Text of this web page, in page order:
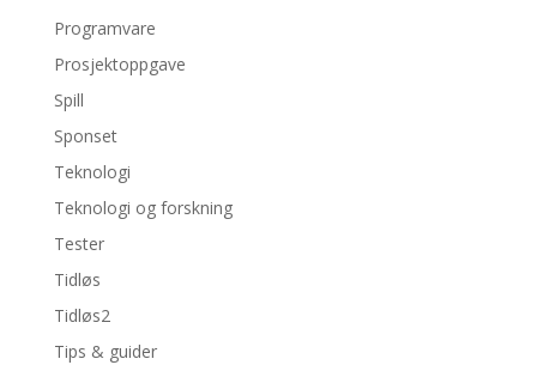
Programvare
Prosjektoppgave
Spill
Sponset
Teknologi
Teknologi og forskning
Tester
Tidløs
Tidløs2
Tips & guider